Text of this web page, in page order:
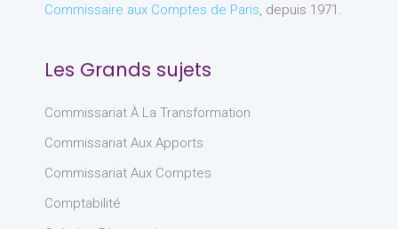
Commissaire aux Comptes de Paris , depuis 1971.
Les Grands sujets
Commissariat À La Transformation
Commissariat Aux Apports
Commissariat Aux Comptes
Comptabilité